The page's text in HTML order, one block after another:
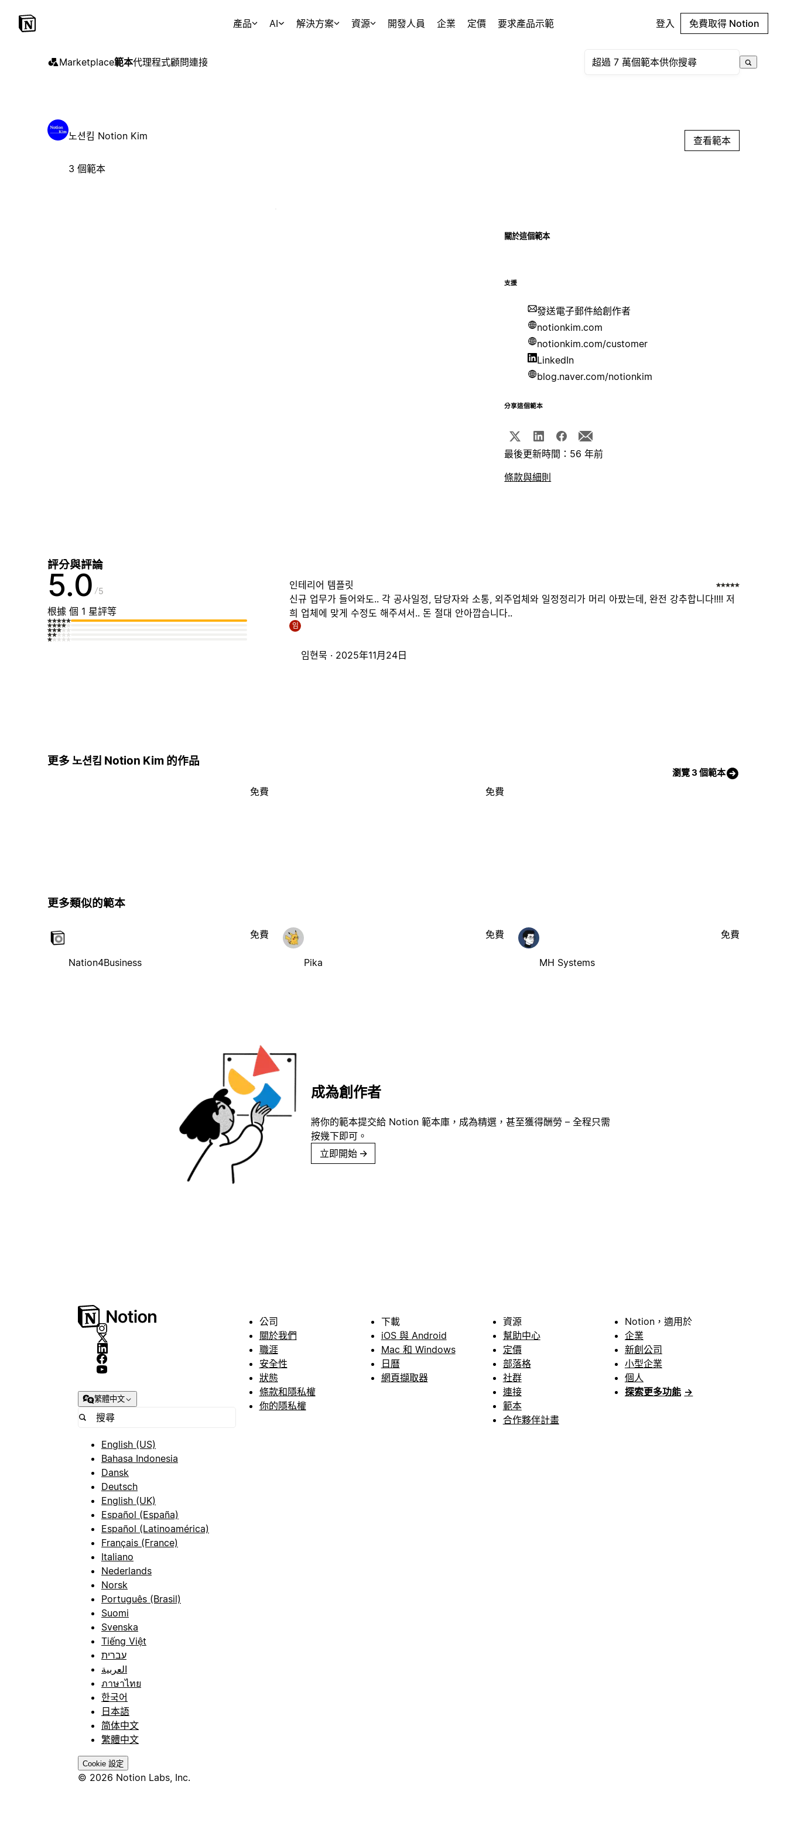
產品 AI 解決方案 資源 開發人員 企業 定價 要求產品示範 登入 免費取得 Notion
Marketplace範本代理程式顧問連接
노션킴 Notion Kim
3 個範本
查看範本
關於這個範本
支援
發送電子郵件給創作者
notionkim.com
notionkim.com/customer
LinkedIn
blog.naver.com/notionkim
分享這個範本
最後更新時間：56 年前
條款與細則
評分與評論
5.0 5
根據 個 1 星評等
인테리어 템플릿
신규 업무가 들어와도.. 각 공사일정, 담당자와 소통, 외주업체와 일정정리가 머리 아팠는데, 완전 강추합니다!!!! 저
희 업체에 맞게 수정도 해주셔서.. 돈 절대 안아깝습니다..
임
임현묵 · 2025年11月24日
更多 노션킴 Notion Kim 的作品
瀏覽 3 個範本
免費 免費
更多類似的範本
Nation4Business
免費
Pika
免費
MH Systems
免費
成為創作者
將你的範本提交給 Notion 範本庫，成為精選，甚至獲得酬勞 – 全程只需
按幾下即可。
立即開始 →
繁體中文
English (US)
Bahasa Indonesia
Dansk
Deutsch
English (UK)
Español (España)
Español (Latinoamérica)
Français (France)
Italiano
Nederlands
Norsk
Português (Brasil)
Suomi
Svenska
Tiếng Việt
עברית
العربية
ภาษาไทย
한국어
日本語
简体中文
繁體中文
Cookie 設定
© 2026 Notion Labs, Inc.
公司
關於我們
職涯
安全性
狀態
條款和隱私權
你的隱私權
下載
iOS 與 Android
Mac 和 Windows
日曆
網頁擷取器
資源
幫助中心
定價
部落格
社群
連接
範本
合作夥伴計畫
Notion，適用於
企業
新創公司
小型企業
個人
探索更多功能 →